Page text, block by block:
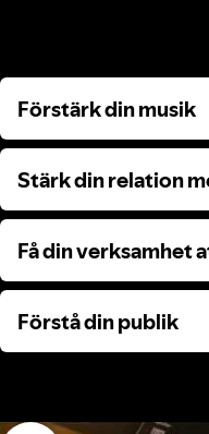
Förstärk din musik
Förstärk din musik
Stärk din relation
Stärk din relation
Få din verksamhet
Få din verksamhet
Förstå din publik
Förstå din publik